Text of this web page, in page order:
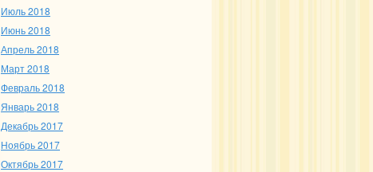
Июль 2018
Июнь 2018
Апрель 2018
Март 2018
Февраль 2018
Январь 2018
Декабрь 2017
Ноябрь 2017
Октябрь 2017